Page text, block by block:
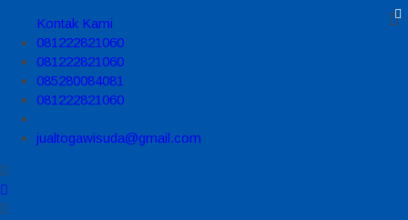
Kontak Kami
081222821060
081222821060
085280084081
081222821060
jualtogawisuda@gmail.com